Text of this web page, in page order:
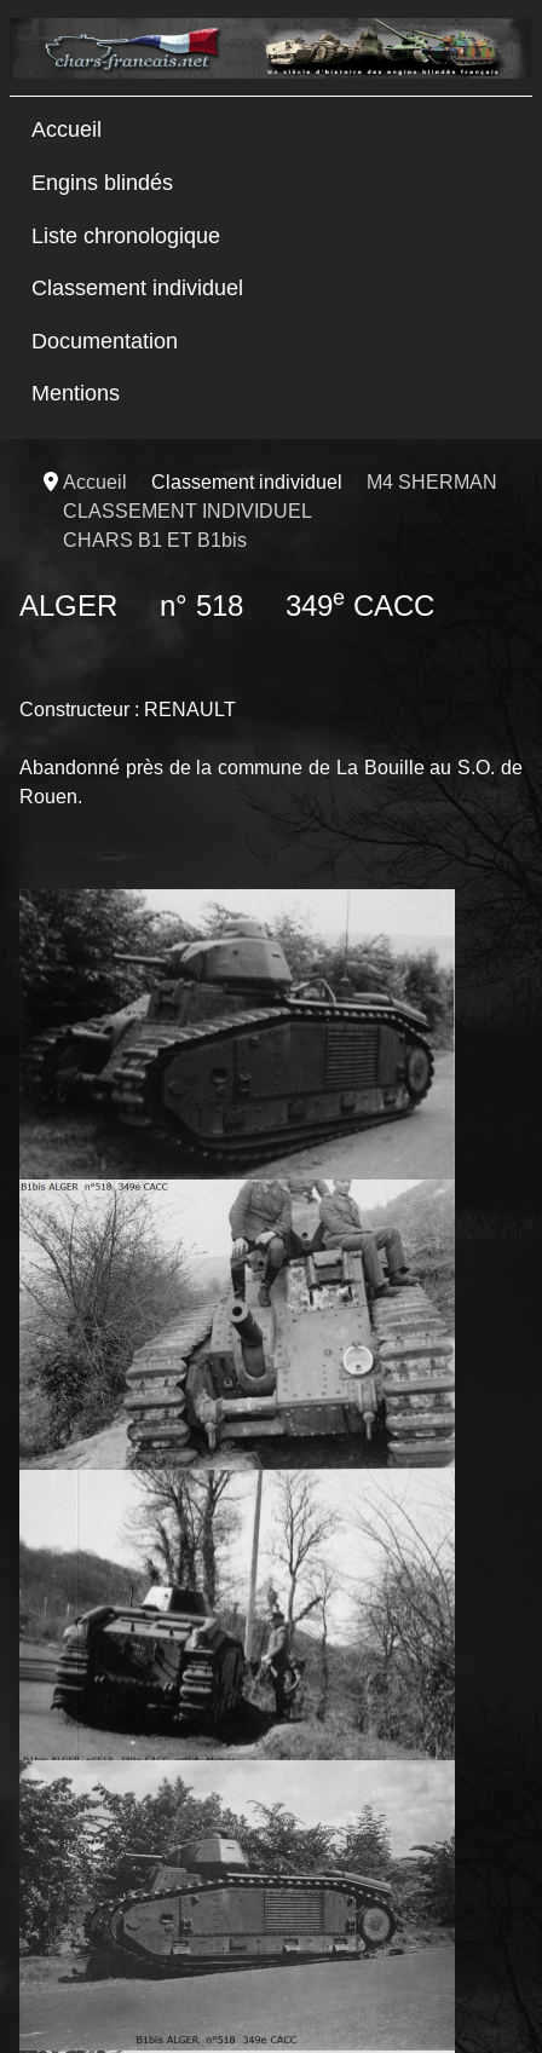
Accueil
Engins blindés
Liste chronologique
Classement individuel
Documentation
Mentions
Accueil Classement individuel
M4 SHERMAN
CLASSEMENT INDIVIDUEL
CHARS B1 ET B1bis
ALGER n° 518 349e CACC
Constructeur : RENAULT
Abandonné près de la commune de La Bouille au S.O. de
Rouen.